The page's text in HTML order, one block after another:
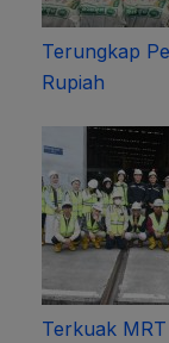
Terungkap
Rupiah
Terkuak